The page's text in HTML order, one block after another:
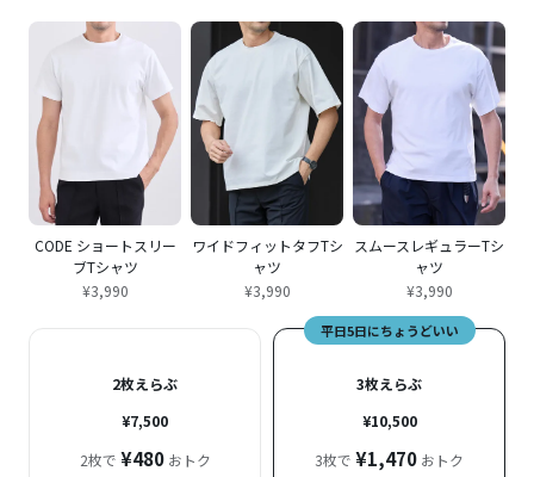
CODE ショートスリー
ブTシャツ
¥3,990
ワイドフィットタフTシ
ャツ
¥3,990
スムースレギュラーTシ
ャツ
¥3,990
2枚えらぶ
¥7,500
2枚で ¥480おトク
平日5日にちょうどいい
3枚えらぶ
¥10,500
3枚で ¥1,470 おトク